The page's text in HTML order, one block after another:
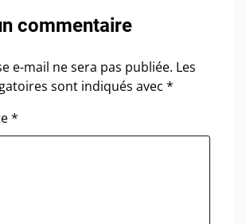
commentaire
e-mail ne sera pas publiée. Les
sont indiqués avec *
*